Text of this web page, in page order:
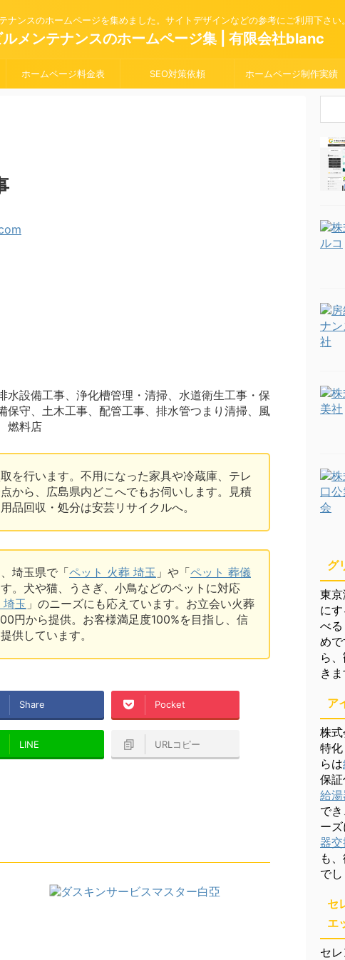
ナンスのホームページを集めました。サイトデザインなどの参考にご利用下さい。
ルメンテナンスのホームページ集 | 有限会社blanc
ホームページ料金表 SEO対策依頼 ホームページ制作実績
水設備工事、浄化槽管理・清掃、水道衛生工事・保
保守、土木工事、配管工事、排水管つまり清掃、風
燃料店
を行います。不用になった家具や冷蔵庫、テレ
から、広島県内どこへでもお伺いします。見積
品回収・処分は安芸リサイクルへ。
埼玉県で「ペット 火葬 埼玉 」や「ペット 葬儀
。犬や猫、うさぎ、小鳥などのペットに対応
玉 」のニーズにも応えています。お立会い火葬
円から提供。お客様満足度100%を目指し、信
供しています。
Share Pocket
LINE URLコピー
グ
東
に
べる
め
ら
きま
ア
株式
特
らは
保証
給
で
ー
器
も
でし
セ
エ
セ